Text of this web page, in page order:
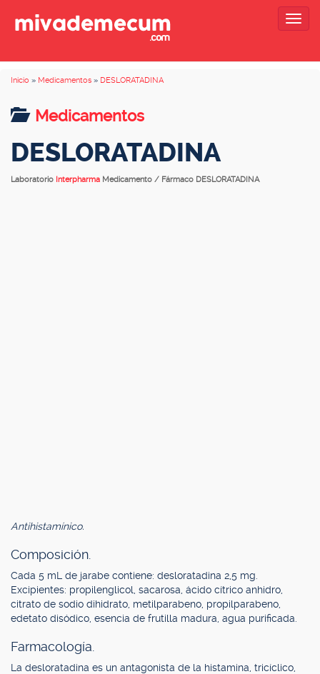
Inicio » Medicamentos » DESLORATADINA
Medicamentos
DESLORATADINA
Laboratorio Interpharma Medicamento / Fármaco DESLORATADINA
Antihistamínico.
Composición.
Cada 5 mL de jarabe contiene: desloratadina 2,5 mg.
Excipientes: propilenglicol, sacarosa, ácido cítrico anhidro,
citrato de sodio dihidrato, metilparabeno, propilparabeno,
edetato disódico, esencia de frutilla madura, agua purificada.
Farmacología.
La desloratadina es un antagonista de la histamina, tricíclico,